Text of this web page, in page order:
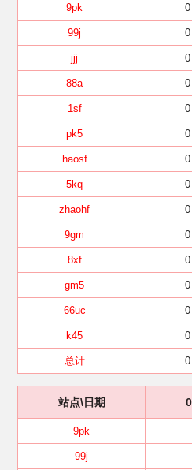
9pk 0
99j 0
jjj 0
88a 0
1sf 0
pk5 0
haosf 0
5kq 0
zhaohf 0
9gm 0
8xf 0
gm5 0
66uc 0
k45 0
总计 0
站点\日期
9pk
99j